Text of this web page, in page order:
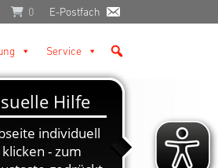
0 E-Postfach
Service